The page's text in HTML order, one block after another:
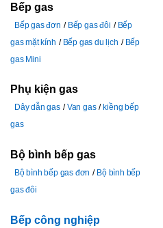
Bếp gas
Bếp gas đơn Bếp gas đôi
Bếp
gas mặt kính
Bếp gas du lịch
Bếp
gas Mini
Phụ kiện gas
Dây dẫn gas Van gas
kiềng bếp
gas
Bộ bình bếp gas
Bộ bình bếp gas đơn
Bộ bình bếp
gas đôi
Bếp công nghiệp